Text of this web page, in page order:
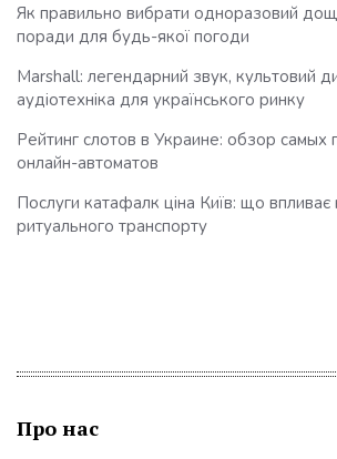
Як правильно вибрати одноразовий
поради для будь-якої погоди
Marshall: легендарний звук, культовий
аудіотехніка для українського ринку
Рейтинг слотов в Украине: обзор самых
онлайн-автоматов
Послуги катафалк ціна Київ: що впливає
ритуального транспорту
Про нас